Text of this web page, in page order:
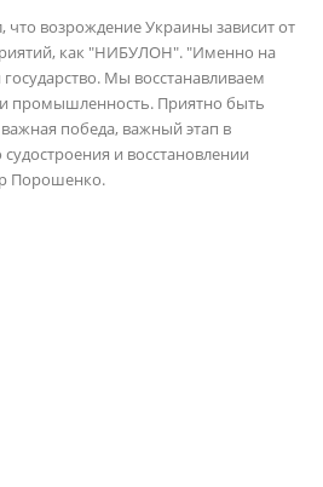
что возрождение Украины зависит от
как "НИБУЛОН". "Именно на
Мы восстанавливаем
промышленность. Приятно быть
победа, важный этап в
и восстановлении
Порошенко.